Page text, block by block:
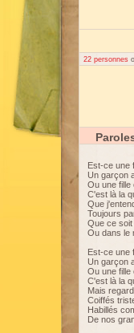
22 personnes
Est-ce une
Un garçon
Ou une fille
C'est là la
Que
Toujours
Que ce
Ou dans le
Est-ce une
Un garçon
Ou une fille
C'est là la
Mais
Coiffés
Habillés
De nos